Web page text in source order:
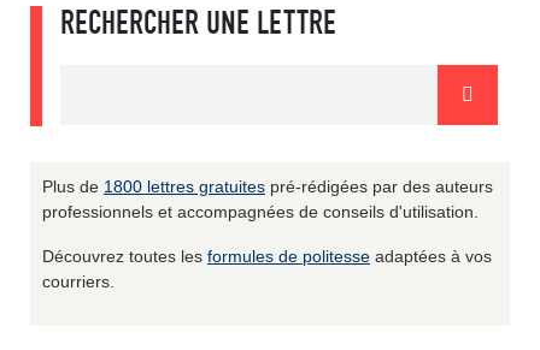
RECHERCHER UNE LETTRE
Plus de 1800 lettres gratuites pré-rédigées par des auteurs
professionnels et accompagnées de conseils d'utilisation.
Découvrez toutes les formules de politesse adaptées à vos
courriers.